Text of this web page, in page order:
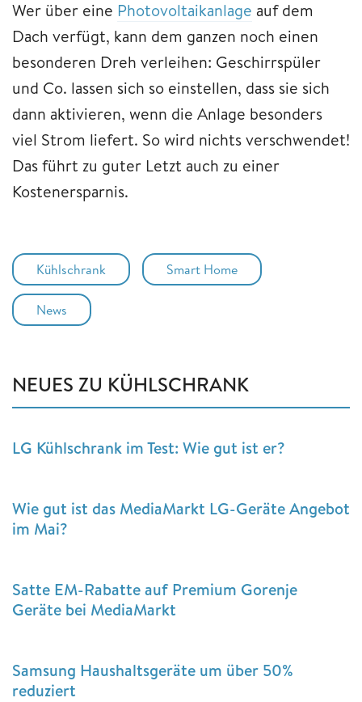
Wer über eine Photovoltaikanlage auf dem
Dach verfügt, kann dem ganzen noch einen
besonderen Dreh verleihen: Geschirrspüler
und Co. lassen sich so einstellen, dass sie sich
dann aktivieren, wenn die Anlage besonders
viel Strom liefert. So wird nichts verschwendet!
Das führt zu guter Letzt auch zu einer
Kostenersparnis.
Kühlschrank Smart Home
News
NEUES ZU KÜHLSCHRANK
LG Kühlschrank im Test: Wie gut ist er?
Wie gut ist das MediaMarkt LG-Geräte Angebot
im Mai?
Satte EM-Rabatte auf Premium Gorenje
Geräte bei MediaMarkt
Samsung Haushaltsgeräte um über 50%
reduziert